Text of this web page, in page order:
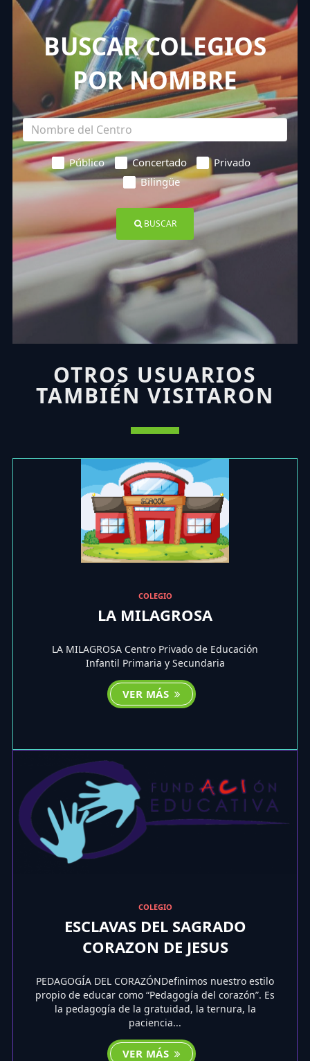
BUSCAR COLEGIOS
POR NOMBRE
Público Concertado
Privado
Bilingüe
BUSCAR
OTROS USUARIOS
TAMBIÉN VISITARON
COLEGIO
LA MILAGROSA
LA MILAGROSA Centro Privado de Educación
Infantil Primaria y Secundaria
VER MÁS
COLEGIO
ESCLAVAS DEL SAGRADO
CORAZON DE JESUS
PEDAGOGÍA DEL CORAZÓNDefinimos nuestro estilo
propio de educar como “Pedagogía del corazón”. Es
la pedagogía de la gratuidad, la ternura, la
paciencia...
VER MÁS